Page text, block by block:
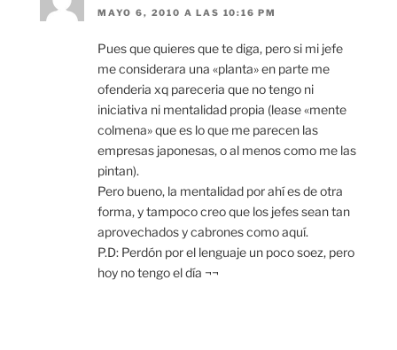
MAYO 6, 2010 A LAS 10:16 PM
Pues que quieres que te diga, pero si mi jefe
me considerara una «planta» en parte me
ofenderia xq pareceria que no tengo ni
iniciativa ni mentalidad propia (lease «mente
colmena» que es lo que me parecen las
empresas japonesas, o al menos como me las
pintan).
Pero bueno, la mentalidad por ahí es de otra
forma, y tampoco creo que los jefes sean tan
aprovechados y cabrones como aquí.
P.D: Perdón por el lenguaje un poco soez, pero
hoy no tengo el día ¬¬